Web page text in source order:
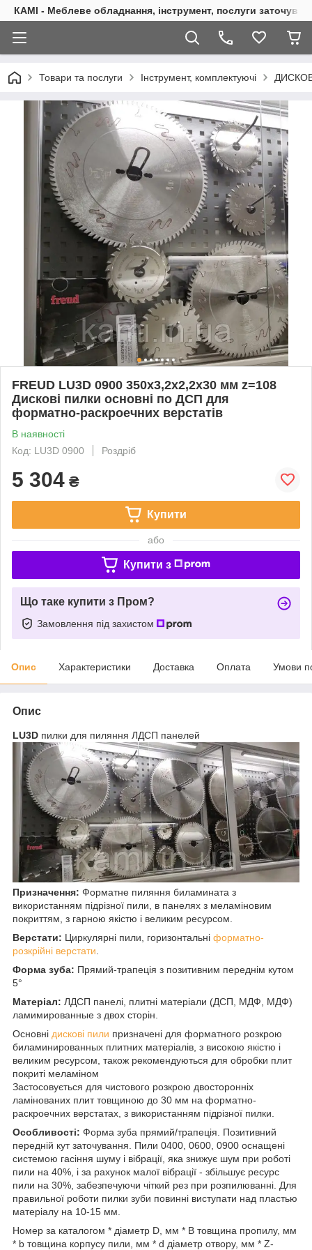
КАМІ - Меблеве обладнання, інструмент, послуги
Товари та послуги Інструмент, комплектуючі
FREUD LU3D 0900 350х3,2х2,2х30 мм z=108
Дискові пилки основні по ДСП для
форматно-раскроечних верстатів
В наявності
Код: LU3D 0900
Роздріб
5 304 ₴
Купити
або
Купити з
Що таке купити з Пром?
Замовлення під захистом
Опис Характеристики Доставка Оплата Умови
Опис
LU3D пилки для пиляння ЛДСП панелей
Призначення: Форматне пиляння биламината з
використанням підрізної пили, в панелях з меламіновим
покриттям, з гарною якістю і великим ресурсом.
Верстати: Циркулярні пили, горизонтальні форматно-
розкрійні верстати.
Форма зуба: Прямий-трапеція з позитивним переднім кутом
5°
Матеріал: ЛДСП панелі, плитні матеріали (ДСП, МДФ, МДФ)
ламимированные з двох сторін.
Основні дискові пили призначені для форматного розкрою
биламинированных плитних матеріалів, з високою якістю і
великим ресурсом, також рекомендуються для обробки плит
покриті меламіном
Застосовується для чистового розкрою двосторонніх
ламінованих плит товщиною до 30 мм на форматно-
раскроечних верстатах, з використанням підрізної пилки.
Особливості: Форма зуба прямий/трапеція. Позитивний
передній кут заточування. Пили 0400, 0600, 0900 оснащені
системою гасіння шуму і вібрації, яка знижує шум при роботі
пили на 40%, і за рахунок малої вібрації - збільшує ресурс
пили на 30%, забезпечуючи чіткий рез при розпилюванні. Для
правильної роботи пилки зуби повинні виступати над пластью
матеріалу на 10-15 мм.
Номер за каталогом * діаметр D, мм * B товщина пропилу, мм
* b товщина корпусу пили, мм * d діаметр отвору, мм * Z-